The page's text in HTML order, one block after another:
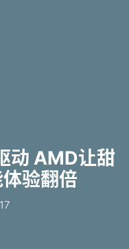
动 AMD让甜
验翻倍